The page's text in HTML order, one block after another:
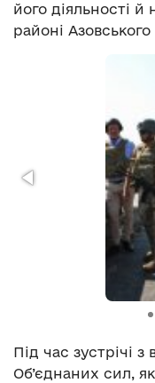
його діяльності й
районі
Під час зустрічі
Об’єднаних сил,